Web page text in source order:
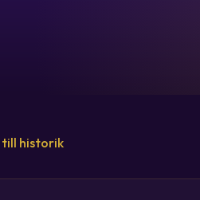
historik